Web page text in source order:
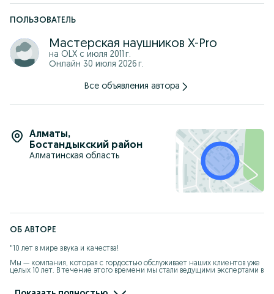
ПОЛЬЗОВАТЕЛЬ
Мастерская наушников X-Pro
на OLX с июля 2011 г.
Онлайн 30 июля 2026 г.
Все объявления автора
Алматы,
Бостандыкский район
Алматинская область
ОБ АВТОРЕ
"10 лет в мире звука и качества!​
Мы — компания, которая с гордостью обслуживает наших клиентов уже
целых 10 лет. В течение этого времени мы стали ведущими экспертами в